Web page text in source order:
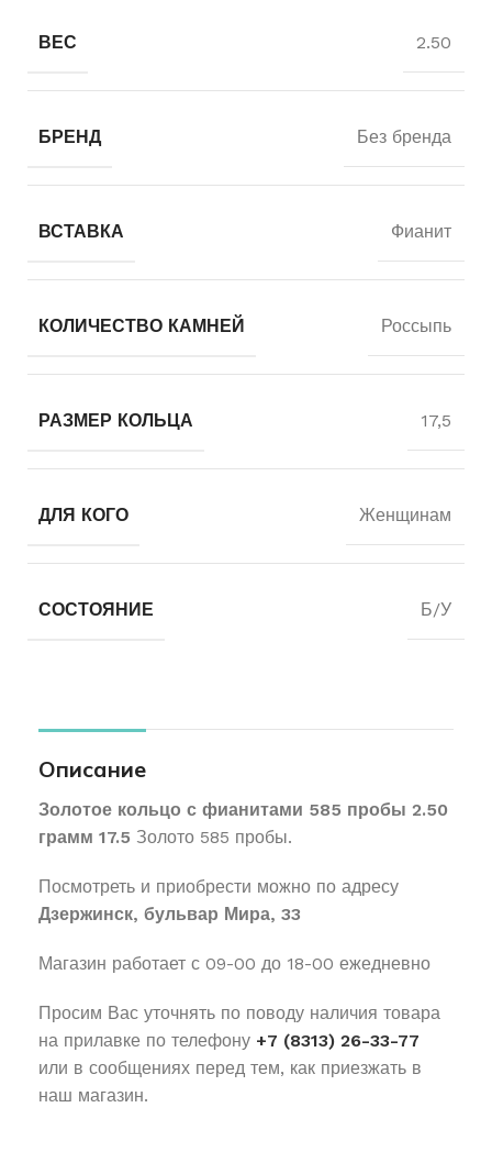
ВЕС 2.50
БРЕНД Без бренда
ВСТАВКА Фианит
КОЛИЧЕСТВО КАМНЕЙ Россыпь
РАЗМЕР КОЛЬЦА 17,5
ДЛЯ КОГО Женщинам
СОСТОЯНИЕ Б/У
Описание
Золотое кольцо с фианитами 585 пробы 2.50
грамм 17.5 Золото 585 пробы.
Посмотреть и приобрести можно по адресу
Дзержинск, бульвар Мира, 33
Магазин работает с 09-00 до 18-00 ежедневно
Просим Вас уточнять по поводу наличия товара
на прилавке по телефону +7 (8313) 26-33-77
или в сообщениях перед тем, как приезжать в
наш магазин.